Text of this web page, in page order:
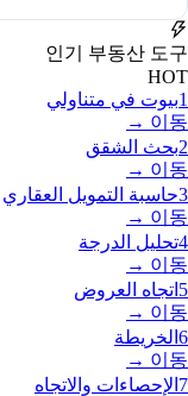
인기 부동산 도구
HOT
1بيوت في متناولي
이동 →
2بحث الشقق
이동 →
3حاسبة التمويل العقاري
이동 →
4تحليل الدرجة
이동 →
5 اتجاه العروض
이동 →
6 الخريطة
이동 →
7 الإحصاءات والاتجاه